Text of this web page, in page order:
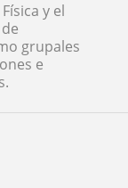
y el
grupales
e